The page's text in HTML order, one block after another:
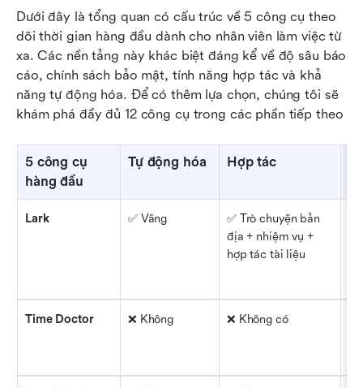
Dưới đây là tổng quan có cấu trúc về 5 công cụ theo
dõi thời gian hàng đầu dành cho nhân viên làm việc từ
xa. Các nền tảng này khác biệt đáng kể về độ sâu báo
cáo, chính sách bảo mật, tính năng hợp tác và khả
năng tự động hóa. Để có thêm lựa chọn, chúng tôi sẽ
khám phá đầy đủ 12 công cụ trong các phần tiếp theo
5 công cụ
hàng đầu
Tự động hóa Hợp tác
Lark ✅ Vâng
✅ Trò chuyện bản
địa + nhiệm vụ +
hợp tác tài liệu
Time Doctor ❌ Không ❌ Không có